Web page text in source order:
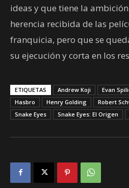
ideas y que tiene la
herencia recibida de las
franquicia, pero que se
su ejecución y corta en los
ETIQUETAS Andrew Koji Evan
Hasbro
Henry Golding Robert
Snake Eyes
Snake Eyes: El Origen